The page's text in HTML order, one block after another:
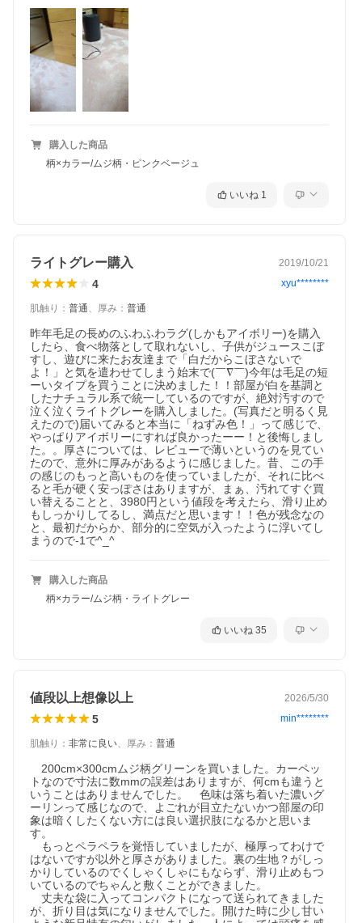
購入した商品
柄×カラー/ムジ柄・ピンクベージュ
いいね 1
ライトグレー購入 2019/10/21
4 xyu********
肌触り ： 普通、 厚み ： 普通
昨年毛足の長めのふわふわラグ(しかもアイボリー)を購入
したら、食べ物落として取れないし、子供がジュースこぼ
すし、遊びに来たお友達まで「白だからこぼさないで
よ！」と気を遣わせてしまう始末で(￣∇￣)今年は毛足の短
ーいタイプを買うことに決めました！！部屋が白を基調と
したナチュラル系で統一しているのですが、絶対汚すので
泣く泣くライトグレーを購入しました。(写真だと明るく見
えたので)届いてみると本当に「ねずみ色！」って感じで、
やっぱりアイボリーにすれば良かったーー！と後悔しまし
た。。厚さについては、レビューで薄いというのを見てい
たので、意外に厚みがあるように感じました。昔、この手
の感じのもっと高いものを使っていましたが、それに比べ
ると毛が硬く安っぽさはありますが、まぁ、汚れてすぐ買
い替えることと、3980円という値段を考えたら、滑り止め
もしっかりしてるし、満点だと思います！！色が残念なの
と、最初だからか、部分的に空気が入ったように浮いてし
まうので-1で^_^
購入した商品
柄×カラー/ムジ柄・ライトグレー
いいね 35
値段以上想像以上 2026/5/30
5 min********
肌触り ： 非常に良い、 厚み ： 普通
200cm×300cmムジ柄グリーンを買いました。カーペッ
トなので寸法に数mmの誤差はありますが、何cmも違うと
いうことはありませんでした。　色味は落ち着いた濃いグ
ーリンって感じなので、よごれが目立たないかつ部屋の印
象は暗くしたくない方には良い選択肢になるかと思いま
す。
もっとペラペラを覚悟していましたが、極厚ってわけで
はないですが以外と厚さがありました。裏の生地？がしっ
かりしているのでくしゃくしゃにもならず、滑り止めもつ
いているのでちゃんと敷くことができました。
丈夫な袋に入ってコンパクトになって送られてきました
が、折り目は気になりませんでした。開けた時に少し甘い